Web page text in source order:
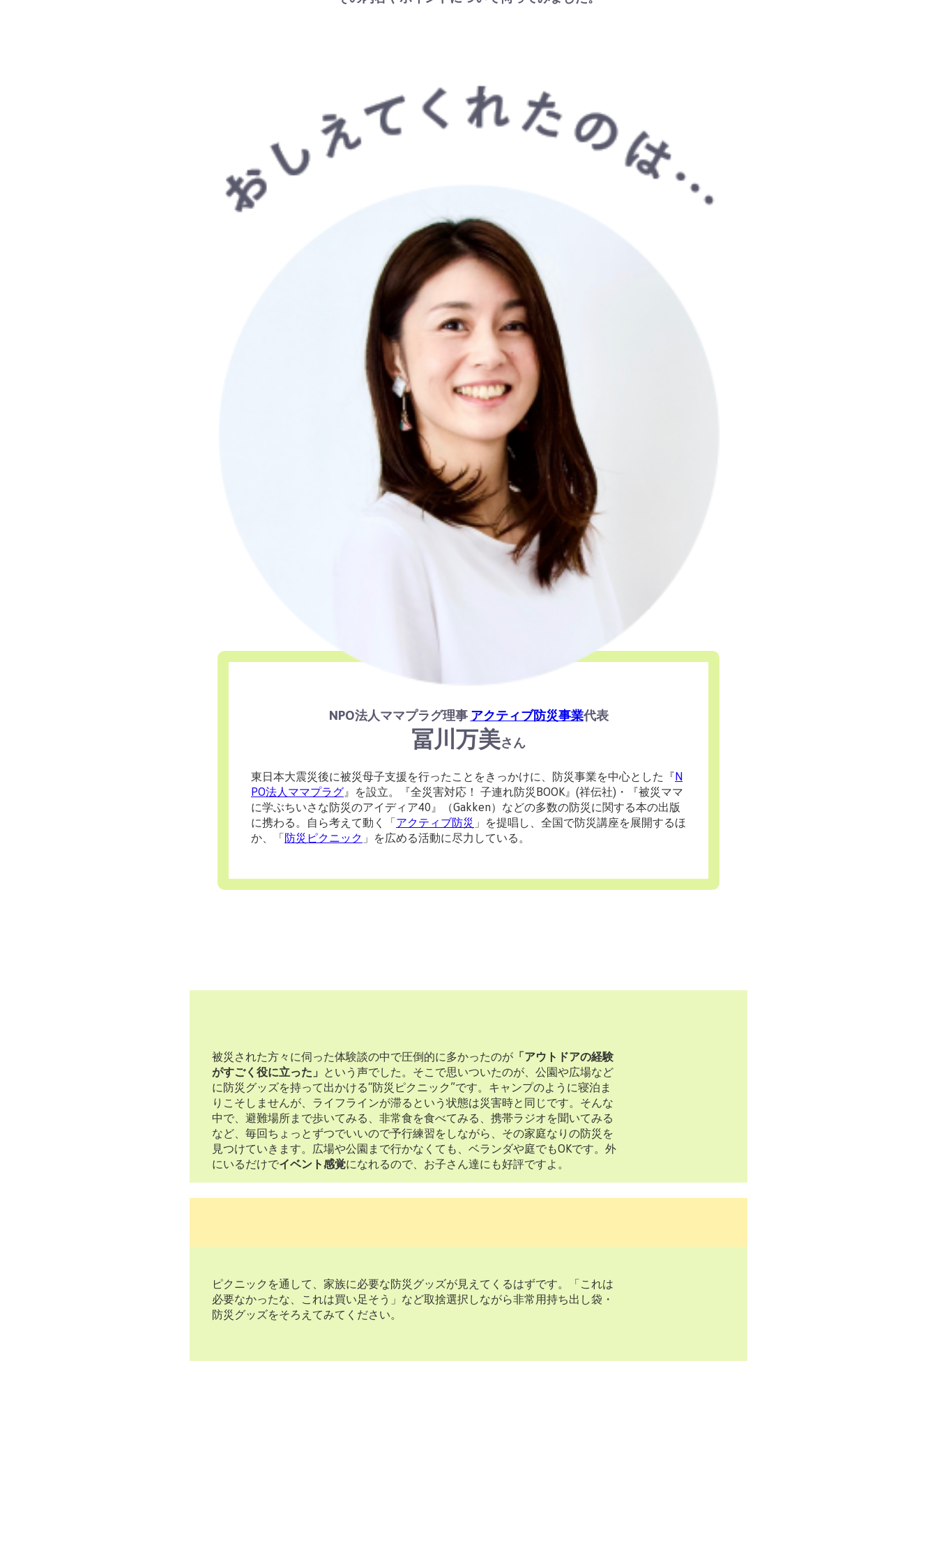
NPO法人ママプラグ理事 アクティブ防災事業代表
冨川万美さん
東日本大震災後に被災母子支援を行ったことをきっかけに、防災事業を中心とした『N
PO法人ママプラグ 』を設立。『全災害対応！ 子連れ防災BOOK』(祥伝社)・『被災ママ
に学ぶちいさな防災のアイディア40』（Gakken）などの多数の防災に関する本の出版
に携わる。自ら考えて動く「アクティブ防災 」を提唱し、全国で防災講座を展開するほ
か、「防災ピクニック 」を広める活動に尽力している。
被災された方々に伺った体験談の中で圧倒的に多かったのが 「アウトドアの経験
がすごく役に立った」
という声でした。そこで思いついたのが、公園や広場など
に防災グッズを持って出かける“防災ピクニック”です。キャンプのように寝泊ま
りこそしませんが、ライフラインが滞るという状態は災害時と同じです。そんな
中で、避難場所まで歩いてみる、非常食を食べてみる、携帯ラジオを聞いてみる
など、毎回ちょっとずつでいいので予行練習をしながら、その家庭なりの防災を
見つけていきます。広場や公園まで行かなくても、ベランダや庭でもOKです。外
にいるだけでイベント感覚になれるので、お子さん達にも好評ですよ。
ピクニックを通して、家族に必要な防災グッズが見えてくるはずです。「これは
必要なかったな、これは買い足そう」など取捨選択しながら非常用持ち出し袋・
防災グッズをそろえてみてください。